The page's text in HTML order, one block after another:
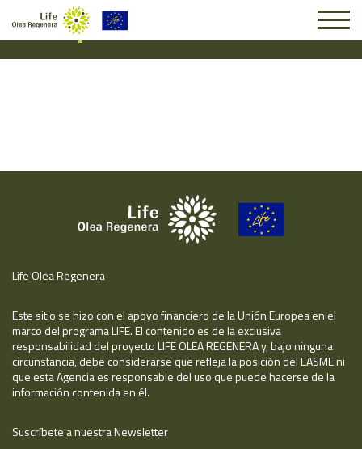
Suscripción #16010
Life Olea Regenera
Este sitio se hizo con el apoyo financiero de la Unión Europea en el
marco del programa LIFE. El contenido es de la exclusiva
responsabilidad del proyecto LIFE OLEA REGENERA y, bajo ninguna
circunstancia, debe considerarse que refleja la posición del EASME ni
que esta Agencia es responsable del uso que puede hacerse de la
información contenida en él.
Suscríbete a nuestra Newsletter